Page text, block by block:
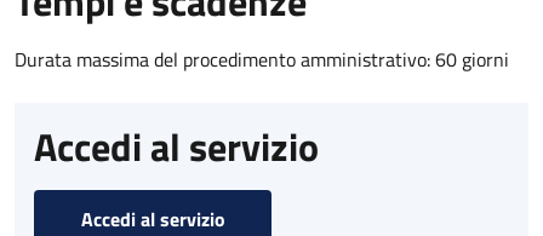
Durata massima del procedimento amministrativo: 60 giorni
Accedi al servizio
Accedi al servizio